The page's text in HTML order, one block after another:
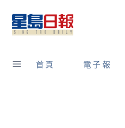
content
首頁 電子報